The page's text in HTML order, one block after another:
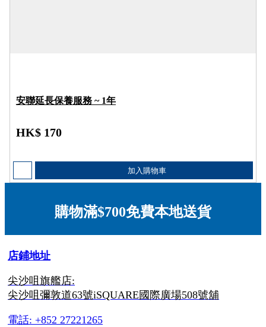
安聯延長保養服務 ~ 1年
HK$ 170
加入購物車
購物滿$700免費本地送貨
店鋪地址
尖沙咀旗艦店:
尖沙咀彌敦道63號iSQUARE國際廣場508號舖
電話: +852 27221265